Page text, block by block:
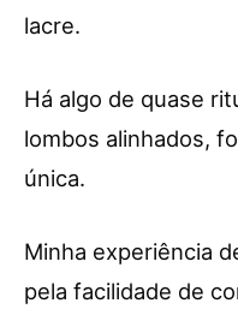
lacre.
Há algo de quase
lombos alinhados,
única.
Minha experiência
pela facilidade de